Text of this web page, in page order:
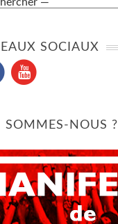
SOCIAUX
SOMMES-NOUS ?